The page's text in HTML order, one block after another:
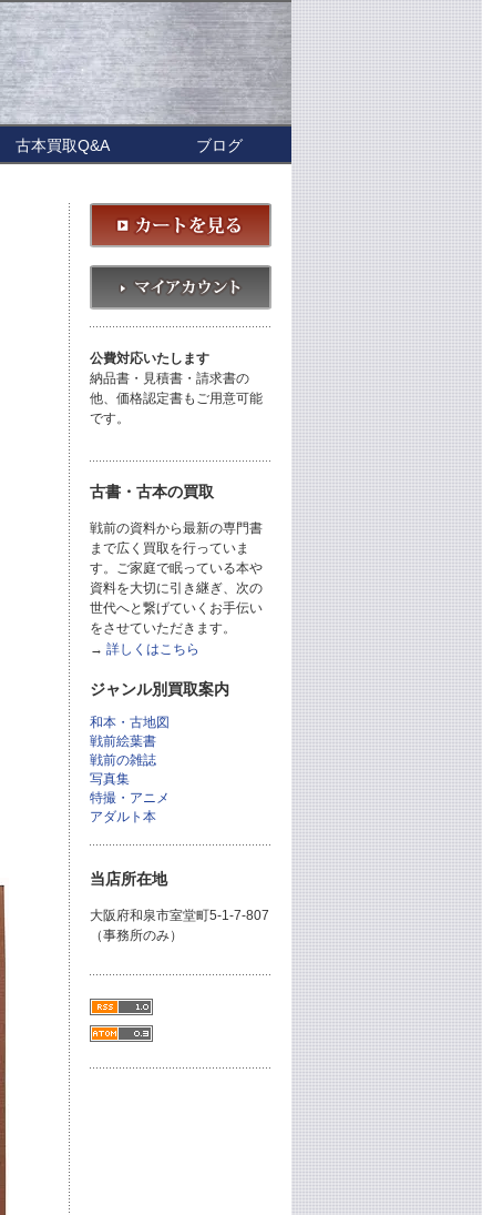
古本買取Q&A ブログ
公費対応いたします
納品書・見積書・請求書の
他、価格認定書もご用意可能
です。
古書・古本の買取
戦前の資料から最新の専門書
まで広く買取を行っていま
す。ご家庭で眠っている本や
資料を大切に引き継ぎ、次の
世代へと繋げていくお手伝い
をさせていただきます。
→ 詳しくはこちら
ジャンル別買取案内
和本・古地図
戦前絵葉書
戦前の雑誌
写真集
特撮・アニメ
アダルト本
当店所在地
大阪府和泉市室堂町5-1-7-807
（事務所のみ）